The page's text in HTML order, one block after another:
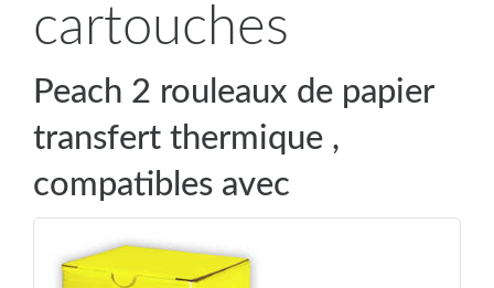
cartouches
Peach 2 rouleaux de papier
transfert thermique ,
compatibles avec